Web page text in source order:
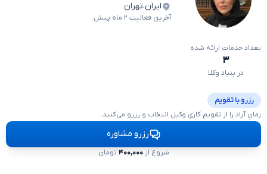
ایران،تهران
آخرین فعالیت ۲ ماه پیش
تعداد خدمات ارائه شده
۳
در بنیاد وکلا
رزرو با تقویم
زمانِ آزاد را از تقویمِ کاریِ وکیل انتخاب و رزرو می‌کنید.
رزرو مشاوره
شروع از۴۰۰,۰۰۰ تومان